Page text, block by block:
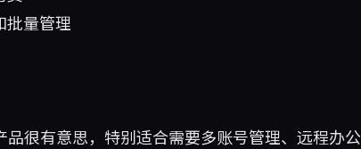
批量管理
很有意思，特别适合需要多账号管理、远程办公